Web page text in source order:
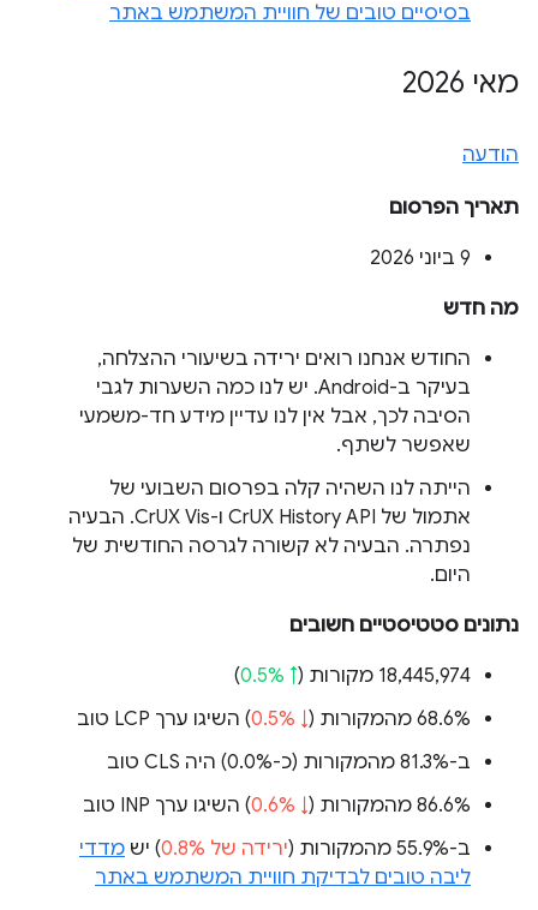
בסיסיים טובים של חוויית המשתמש באתר
מאי 2026
הודעה
תאריך הפרסום
‫9 ביוני 2026
מה חדש
החודש אנחנו רואים ירידה בשיעורי ההצלחה,
בעיקר ב-Android. יש לנו כמה השערות לגבי
הסיבה לכך, אבל אין לנו עדיין מידע חד-משמעי
שאפשר לשתף.
הייתה לנו השהיה קלה בפרסום השבועי של
אתמול של CrUX History API ו-CrUX Vis. הבעיה
נפתרה. הבעיה לא קשורה לגרסה החודשית של
היום.
נתונים סטטיסטיים חשובים
‫18,445,974 מקורות ( ↑ 0.5%
)
‫68.6% מהמקורות (
↓ 0.5%
) השיגו ערך LCP טוב
ב-81.3% מהמקורות (
כ-0.0%
) היה CLS טוב
‫86.6% מהמקורות (
↓ 0.6%
) השיגו ערך INP טוב
ב-55.9% מהמקורות (
ירידה של 0.8% ) יש מדדי
ליבה טובים לבדיקת חוויית המשתמש באתר